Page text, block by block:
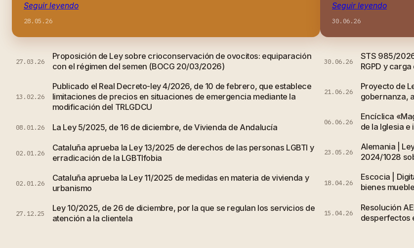
Seguir leyendo
28.05.26
27.03.26
Proposición de Ley sobre crioconservación de ovocitos: equiparación
con el régimen del semen (BOCG 20/03/2026)
13.02.26
Publicado el Real Decreto-ley 4/2026, de 10 de febrero, que establece
limitaciones de precios en situaciones de emergencia mediante la
modificación del TRLGDCU
08.01.26 La Ley 5/2025, de 16 de diciembre, de Vivienda de Andalucía
02.01.26
Cataluña aprueba la Ley 13/2025 de derechos de las personas LGBTI y
erradicación de la LGBTIfobia
02.01.26
Cataluña aprueba la Ley 11/2025 de medidas en materia de vivienda y
urbanismo
27.12.25
Ley 10/2025, de 26 de diciembre, por la que se regulan los servicios de
atención a la clientela
Seguir leyendo
30.06.26
30.06.26
STS 985/
RGPD y
21.06.26
Proyecto de
gobernanza,
06.06.26
Encíclica
de la Iglesia
23.05.26
Alemania |
2024/1028
18.04.26
Escocia |
bienes
15.04.26
Resolución
desperfectos